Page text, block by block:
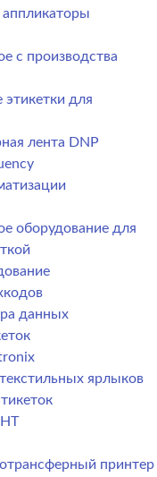
с производства
этикетки для
лента DNP
оборудование для
данных
ярлыков
принтер